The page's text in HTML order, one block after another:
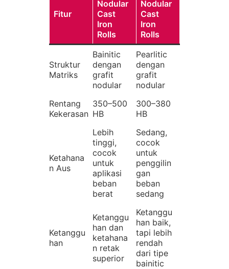
Fitur
Nodular
Cast
Iron
Rolls
Nodular
Cast
Iron
Rolls
Struktur
Matriks
Bainitic
dengan
grafit
nodular
Pearlitic
dengan
grafit
nodular
Rentang
Kekerasan
350–500
HB
300–380
HB
Ketahana
n Aus
Lebih
tinggi,
cocok
untuk
aplikasi
beban
berat
Sedang,
cocok
untuk
penggilin
gan
beban
sedang
Ketanggu
han
Ketanggu
han dan
ketahana
n retak
superior
Ketanggu
han baik,
tapi lebih
rendah
dari tipe
bainitic